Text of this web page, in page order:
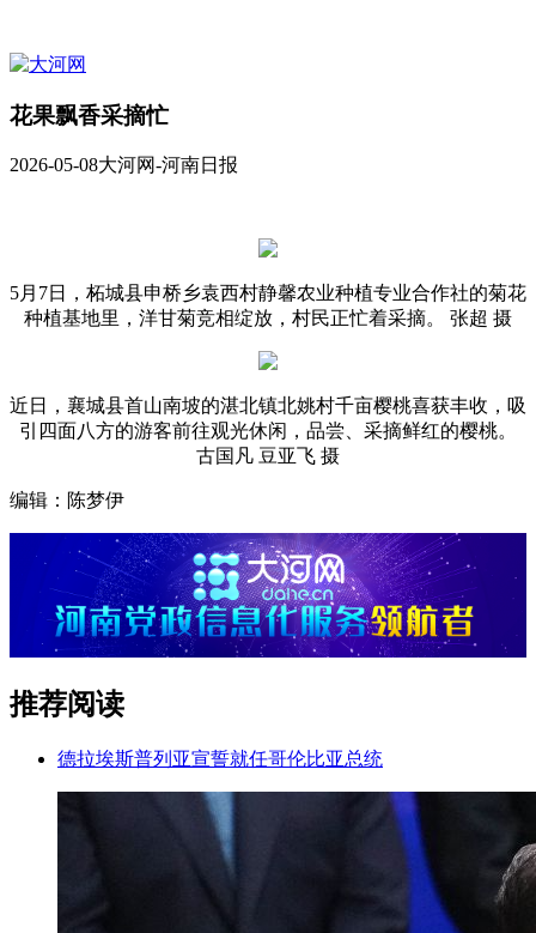
花果飘香采摘忙
2026-05-08大河网-河南日报
5月7日，柘城县申桥乡袁西村静馨农业种植专业合作社的菊花
种植基地里，洋甘菊竞相绽放，村民正忙着采摘。 张超 摄
近日，襄城县首山南坡的湛北镇北姚村千亩樱桃喜获丰收，吸
引四面八方的游客前往观光休闲，品尝、采摘鲜红的樱桃。
古国凡 豆亚飞 摄
编辑：陈梦伊
推荐阅读
德拉埃斯普列亚宣誓就任哥伦比亚总统